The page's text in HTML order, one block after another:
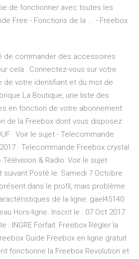
de fonctionner avec toutes les
Free - Fonctions de la ... - Freebox
de commander des accessoires
cela : Connectez-vous sur votre
de votre identifiant et du mot de
La Boutique, une liste des
en fonction de votre abonnement
de la Freebox dont vous disposez
: Voir le sujet - Telecommande
· Telecommande Freebox crystal:
Télévision & Radio: Voir le sujet
suivant Posté le: Samedi 7 Octobre
dans le profil, mais problème
de la ligne: gael45140
Hors-ligne. Inscrit le : 07 Oct 2017
: INGRE Forfait: Freebox Régler la
Guide Freebox en ligne gratuit
fonctionne la Freebox Revolution et